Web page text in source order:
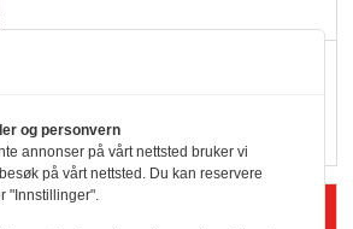
Økologisk
og personvern
annonser på vårt nettsted bruker vi
på vårt nettsted. Du kan reservere
"Innstillinger".